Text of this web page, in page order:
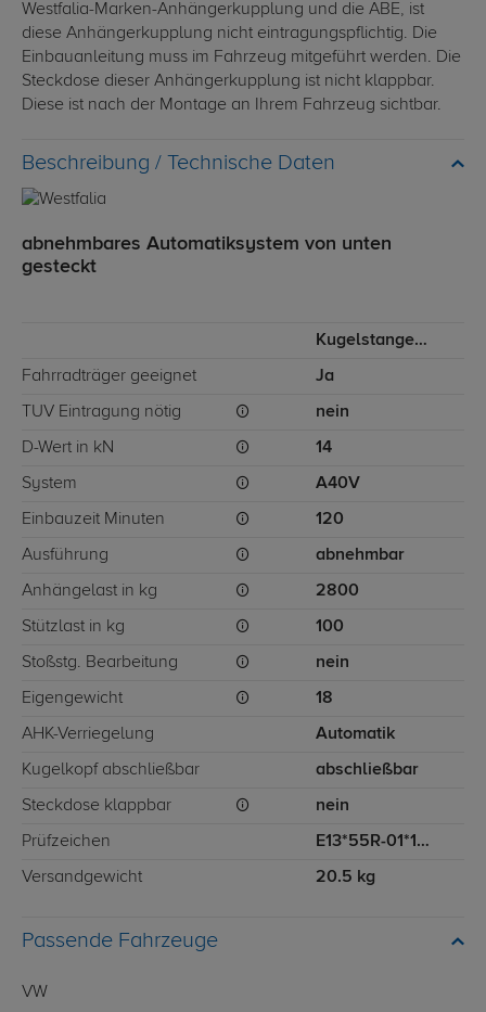
Westfalia-Marken-Anhängerkupplung und die ABE, ist
diese Anhängerkupplung nicht eintragungspflichtig. Die
Einbauanleitung muss im Fahrzeug mitgeführt werden. Die
Steckdose dieser Anhängerkupplung ist nicht klappbar.
Diese ist nach der Montage an Ihrem Fahrzeug sichtbar.
Technische Daten
abnehmbares Automatiksystem von unten
gesteckt
Kugelstange von unten gesteckt
Fahrradträger geeignet Ja
TÜV Eintragung nötig nein
D-Wert in kN 14
System A40V
Einbauzeit Minuten 120
Ausführung abnehmbar
Anhängelast in kg 2800
Stützlast in kg 100
Stoßstg. Bearbeitung nein
Eigengewicht 18
AHK-Verriegelung Automatik
Kugelkopf abschließbar abschließbar
Steckdose klappbar nein
Prüfzeichen E13*55R-01*1871
Versandgewicht 20.5 kg
Passende Fahrzeuge
VW